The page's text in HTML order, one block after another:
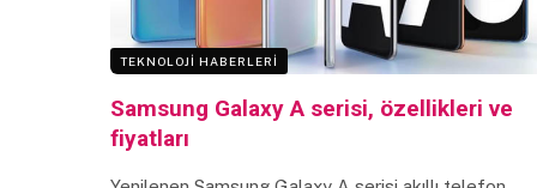
TEKNOLOJI HABERLERI
Samsung Galaxy A serisi, özellikleri ve
fiyatları